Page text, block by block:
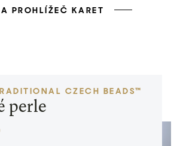
PROHLÍŽEČ KARET
CZECH BEADS™
perle